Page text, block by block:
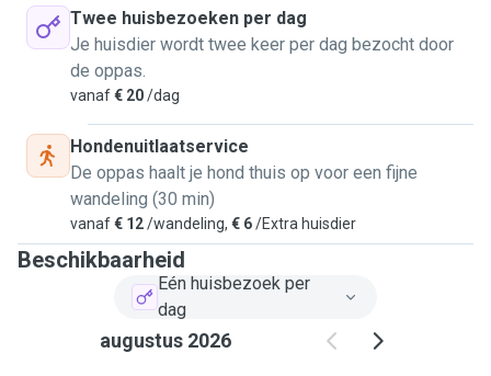
Twee huisbezoeken per dag
Je huisdier wordt twee keer per dag bezocht door
de oppas.
vanaf€ 20/dag
Hondenuitlaatservice
De oppas haalt je hond thuis op voor een fijne
wandeling (30 min)
vanaf€ 12/wandeling, € 6/Extra huisdier
Beschikbaarheid
Eén huisbezoek per
dag
augustus 2026